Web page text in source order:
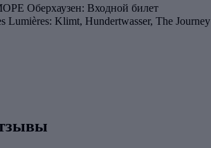
Оберхаузен: Входной билет
Lumières: Klimt, Hundertwasser, The Journey